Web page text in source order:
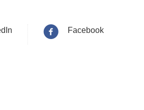
Facebook